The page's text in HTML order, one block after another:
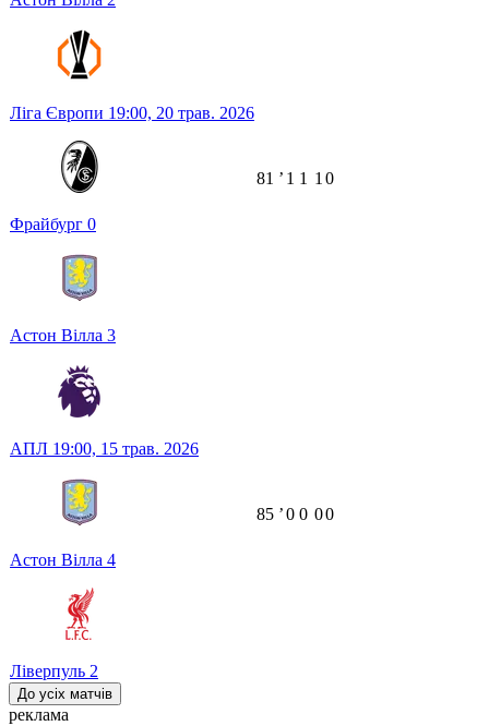
Ліга Європи 19:00, 20 трав. 2026
Фрайбург 0
Астон Вілла 3
81 ʼ 1 1 1 0
АПЛ 19:00, 15 трав. 2026
Астон Вілла 4
Ліверпуль 2
85 ʼ0 0 00
До усіх матчів
реклама